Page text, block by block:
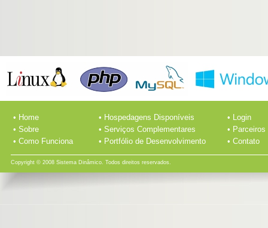
• Home
• Sobre
• Como Funciona
• Hospedagens Disponíveis
• Serviços Complementares
• Portfólio de Desenvolvimento
• Login
• Parceiros
• Contato
Copyright © 2008 Sistema Dinâmico. Todos direitos reservados.